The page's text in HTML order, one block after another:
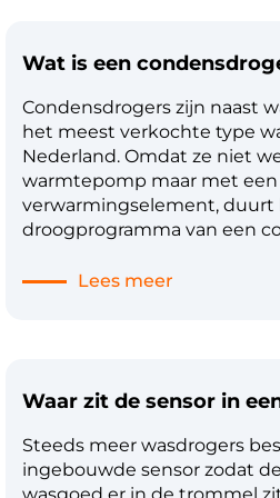
van de wasmachine
plek komt, erg klein bij
komt omdat de
trillingen veroorzaakt.
Wat is een
Condensdrogers zijn naast
het meest verkochte type
Nederland. Omdat ze niet
warmtepomp maar met
verwarmingselement,
droogprogramma van een
condensdroger droogt
energiezuinig. De meeste
duurder zijn dan
condensdroger kan het
Lees meer
Waar zit de sensor in
Steeds meer wasdrogers
ingebouwde sensor zodat